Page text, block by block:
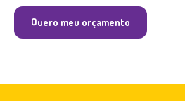
Quero meu orçamento